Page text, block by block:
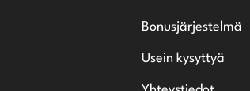
Bonusjärjestelmä
Usein kysyttyä